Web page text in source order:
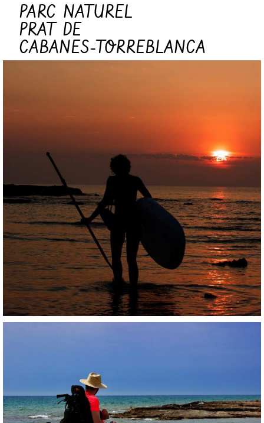
PARC NATUREL
PRAT DE
CABANES-TORREBLANCA